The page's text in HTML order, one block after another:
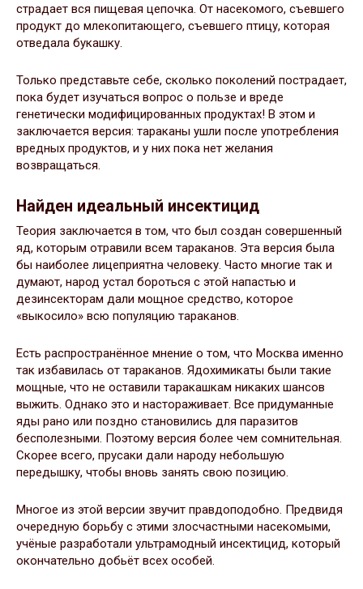
страдает вся пищевая цепочка. От насекомого, съевшего
продукт до млекопитающего, съевшего птицу, которая
отведала букашку.
Только представьте себе, сколько поколений пострадает,
пока будет изучаться вопрос о пользе и вреде
генетически модифицированных продуктах! В этом и
заключается версия: тараканы ушли после употребления
вредных продуктов, и у них пока нет желания
возвращаться.
Найден идеальный инсектицид
Теория заключается в том, что был создан совершенный
яд, которым отравили всем тараканов. Эта версия была
бы наиболее лицеприятна человеку. Часто многие так и
думают, народ устал бороться с этой напастью и
дезинсекторам дали мощное средство, которое
«выкосило» всю популяцию тараканов.
Есть распространённое мнение о том, что Москва именно
так избавилась от тараканов. Ядохимикаты были такие
мощные, что не оставили таракашкам никаких шансов
выжить. Однако это и настораживает. Все придуманные
яды рано или поздно становились для паразитов
бесполезными. Поэтому версия более чем сомнительная.
Скорее всего, прусаки дали народу небольшую
передышку, чтобы вновь занять свою позицию.
Многое из этой версии звучит правдоподобно. Предвидя
очередную борьбу с этими злосчастными насекомыми,
учёные разработали ультрамодный инсектицид, который
окончательно добьёт всех особей.